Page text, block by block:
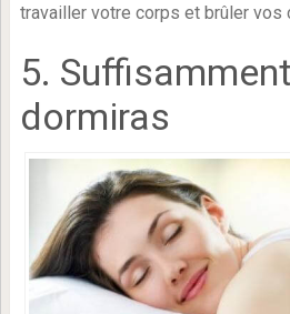
travailler votre corps et brûler vos
5.
dormiras